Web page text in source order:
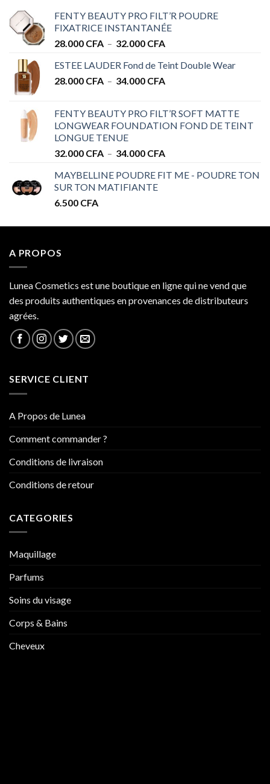
FENTY BEAUTY PRO FILT’R POUDRE
FIXATRICE INSTANTANÉE
28.000 CFA – 32.000 CFA
prix :
28.000 CFA
ESTEE LAUDER Fond de Teint Double Wear
28.000 CFA – 34.000 CFA
28.000 CFA
à
FENTY BEAUTY PRO FILT’R SOFT MATTE
LONGWEAR FOUNDATION FOND DE TEINT
LONGUE TENUE
32.000 CFA – 34.000 CFA
prix :
MAYBELLINE POUDRE FIT ME - POUDRE TON
SUR TON MATIFIANTE
6.500 CFA
A PROPOS
Lunea Cosmetics est une boutique en ligne qui ne vend que
des produits authentiques en provenances de distributeurs
agrées.
SERVICE CLIENT
A Propos de Lunea
Comment commander ?
Conditions de livraison
Conditions de retour
CATEGORIES
Maquillage
Parfums
Soins du visage
Corps & Bains
Cheveux